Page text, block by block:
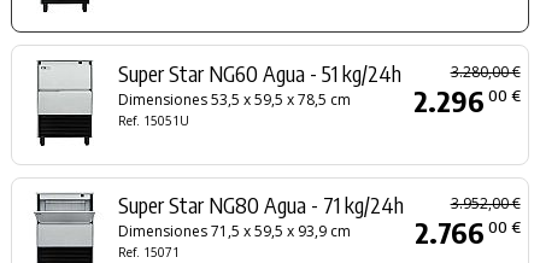
Super Star NG60 Agua - 51 kg/24h
Dimensiones 53,5 x 59,5 x 78,5 cm
Ref. 15051U
3.280,00 €
2.296 00 €
Super Star NG80 Agua - 71 kg/24h
Dimensiones 71,5 x 59,5 x 93,9 cm
Ref. 15071
3.952,00 €
2.766 00 €